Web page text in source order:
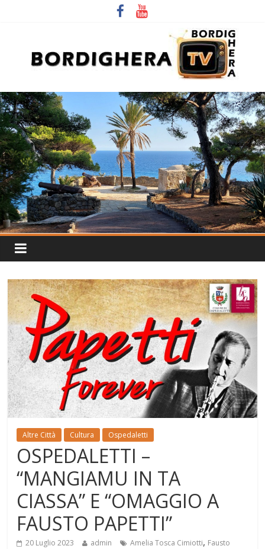
Altre Città Cultura Ospedaletti
OSPEDALETTI –
“MANGIAMU IN TA
CIASSA” E “OMAGGIO A
FAUSTO PAPETTI”
20 Luglio 2023 admin Amelia Tosca Cimiotti, Fausto